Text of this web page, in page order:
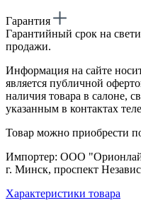
Гарантия
Гарантийный срок на
продажи.
Информация на сайте
является публичной
наличия товара в салоне,
указанным в контактах
Товар можно приобрести
Импортер: ООО
г. Минск, проспект
Характеристики товара